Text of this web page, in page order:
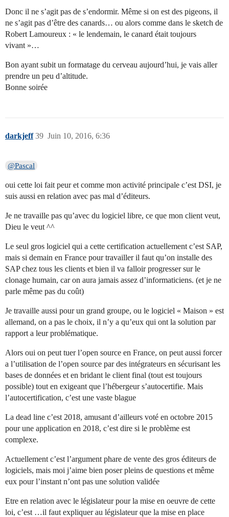
Donc il ne s’agit pas de s’endormir. Même si on est des pigeons, il
ne s’agit pas d’être des canards… ou alors comme dans le sketch de
Robert Lamoureux : « le lendemain, le canard était toujours
vivant »…
Bon ayant subit un formatage du cerveau aujourd’hui, je vais aller
prendre un peu d’altitude.
Bonne soirée
darkjeff Juin 10, 2016, 6:36
39
@Pascal
oui cette loi fait peur et comme mon activité principale c’est DSI, je
suis aussi en relation avec pas mal d’éditeurs.
Je ne travaille pas qu’avec du logiciel libre, ce que mon client veut,
Dieu le veut ^^
Le seul gros logiciel qui a cette certification actuellement c’est SAP,
mais si demain en France pour travailler il faut qu’on installe des
SAP chez tous les clients et bien il va falloir progresser sur le
clonage humain, car on aura jamais assez d’informaticiens. (et je ne
parle même pas du coût)
Je travaille aussi pour un grand groupe, ou le logiciel « Maison » est
allemand, on a pas le choix, il n’y a qu’eux qui ont la solution par
rapport a leur problématique.
Alors oui on peut tuer l’open source en France, on peut aussi forcer
a l’utilisation de l’open source par des intégrateurs en sécurisant les
bases de données et en bridant le client final (tout est toujours
possible) tout en exigeant que l’hébergeur s’autocertifie. Mais
l’autocertification, c’est une vaste blague
La dead line c’est 2018, amusant d’ailleurs voté en octobre 2015
pour une application en 2018, c’est dire si le problème est
complexe.
Actuellement c’est l’argument phare de vente des gros éditeurs de
logiciels, mais moi j’aime bien poser pleins de questions et même
eux pour l’instant n’ont pas une solution validée
Etre en relation avec le législateur pour la mise en oeuvre de cette
loi, c’est …il faut expliquer au législateur que la mise en place